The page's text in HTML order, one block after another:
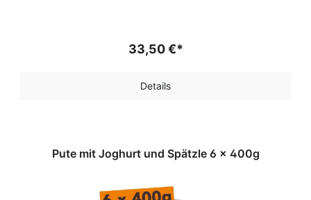
33,50 €*
Details
Pute mit Joghurt und Spätzle 6 x 400g